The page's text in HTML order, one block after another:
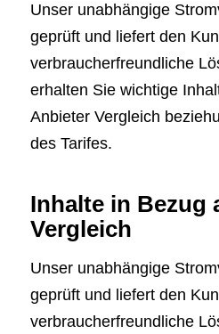
Unser unabhängige
geprüft und liefert den
verbraucherfreundliche
erhalten Sie wichtige
Anbieter Vergleich
des Tarifes.
Inhalte in Bezug
Vergleich
Unser unabhängige
geprüft und liefert den
verbraucherfreundliche